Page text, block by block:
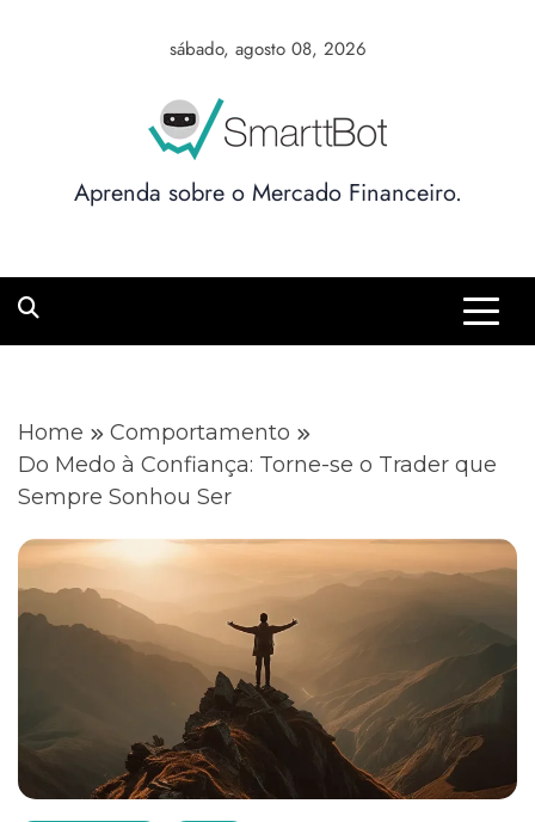
sábado, agosto 08, 2026
Aprenda sobre o Mercado Financeiro.
Home
Comportamento
Do Medo à Confiança: Torne-se o Trader que
Sempre Sonhou Ser